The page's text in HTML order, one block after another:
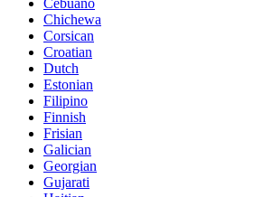
Cebuano
Chichewa
Corsican
Croatian
Dutch
Estonian
Filipino
Finnish
Frisian
Galician
Georgian
Gujarati